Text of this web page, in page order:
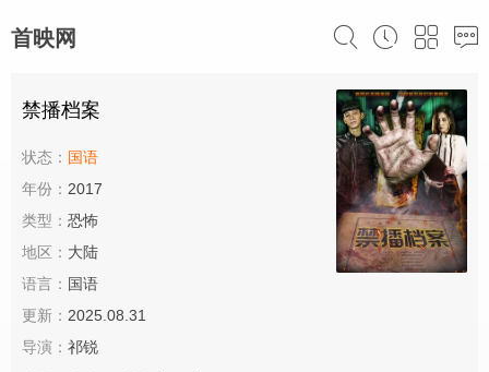
首映网
禁播档案
状态： 国语
年份： 2017
类型： 恐怖
地区： 大陆
语言： 国语
更新： 2025.08.31
导演： 祁锐